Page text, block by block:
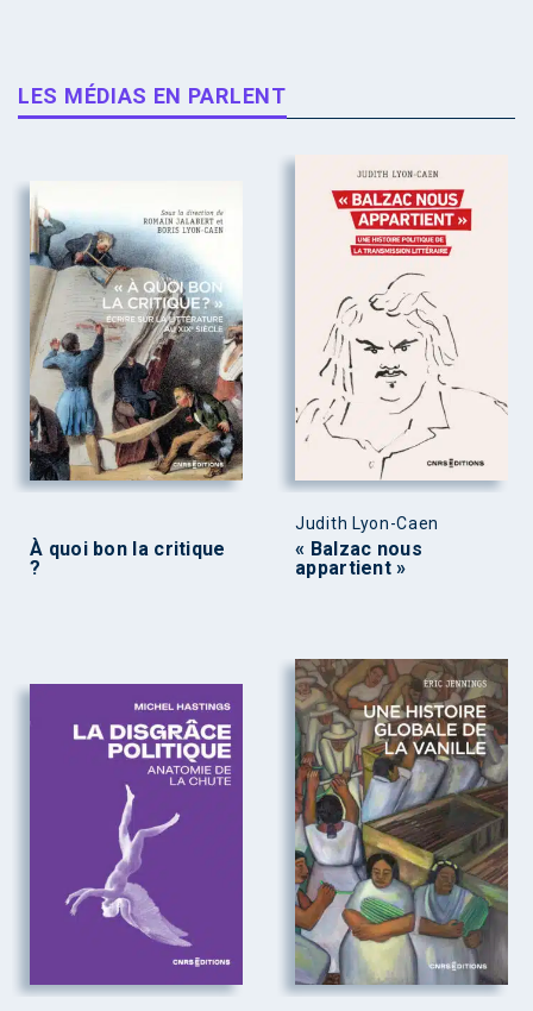
LES MÉDIAS EN PARLENT
À quoi bon la critique
?
Judith Lyon-Caen
« Balzac nous
appartient »